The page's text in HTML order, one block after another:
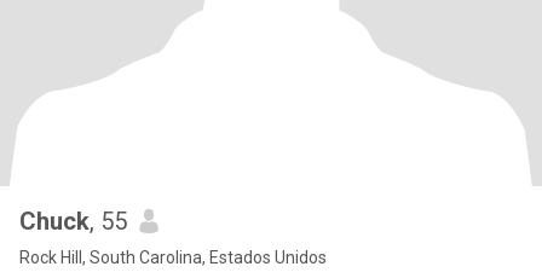
Chuck, 55
Rock Hill, South Carolina, Estados Unidos